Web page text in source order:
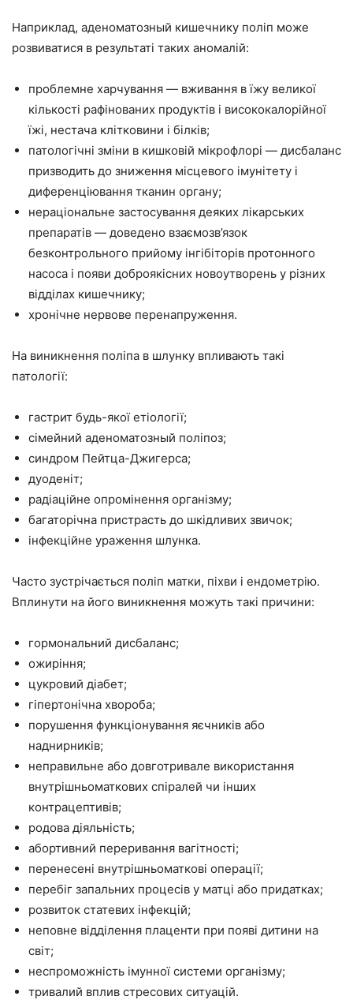
Наприклад, аденоматозный кишечнику поліп може
розвиватися в результаті таких аномалій:
проблемне харчування — вживання в їжу великої
кількості рафінованих продуктів і висококалорійної
їжі, нестача клітковини і білків;
патологічні зміни в кишковій мікрофлорі — дисбаланс
призводить до зниження місцевого імунітету і
диференціювання тканин органу;
нераціональне застосування деяких лікарських
препаратів — доведено взаємозв’язок
безконтрольного прийому інгібіторів протонного
насоса і появи доброякісних новоутворень у різних
відділах кишечнику;
хронічне нервове перенапруження.
На виникнення поліпа в шлунку впливають такі
патології:
гастрит будь-якої етіології;
сімейний аденоматозный поліпоз;
синдром Пейтца-Джигерса;
дуоденіт;
радіаційне опромінення організму;
багаторічна пристрасть до шкідливих звичок;
інфекційне ураження шлунка.
Часто зустрічається поліп матки, піхви і ендометрію.
Вплинути на його виникнення можуть такі причини:
гормональний дисбаланс;
ожиріння;
цукровий діабет;
гіпертонічна хвороба;
порушення функціонування яєчників або
наднирників;
неправильне або довготривале використання
внутрішньоматкових спіралей чи інших
контрацептивів;
родова діяльність;
абортивний переривання вагітності;
перенесені внутрішньоматкові операції;
перебіг запальних процесів у матці або придатках;
розвиток статевих інфекцій;
неповне відділення плаценти при появі дитини на
світ;
неспроможність імунної системи організму;
тривалий вплив стресових ситуацій.